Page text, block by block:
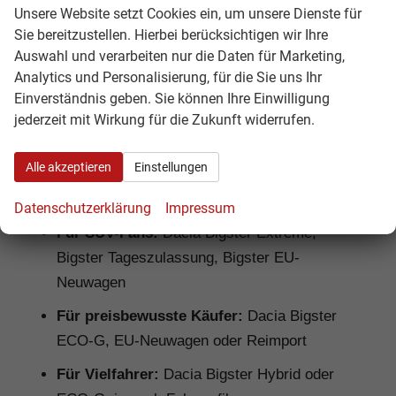
gutem Preis-Leistungs-Verhältnis suchen.
Hamburgcars prüft Ausstattung, Motorisierung,
Lieferzeit, Garantiebedingungen und
Fahrzeugdetails transparent vor dem Kauf.
Für Familien:Dacia Bigster Hybrid, Bigster
Für Pendler:Dacia Bigster TCe, Bigster
Hybrid, Bigster ECO-G
Für SUV-Fans:Dacia Bigster Extreme,
Bigster Tageszulassung, Bigster EU-
Neuwagen
Für preisbewusste Käufer: Dacia Bigster
ECO-G, EU-Neuwagen oder Reimport
Für Vielfahrer: Dacia Bigster Hybrid oder
Unsere Website setzt Cookies ein, um unsere Dienste für
Sie bereitzustellen. Hierbei berücksichtigen wir Ihre
Auswahl und verarbeiten nur die Daten für Marketing,
Analytics und Personalisierung, für die Sie uns Ihr
Einverständnis geben. Sie können Ihre Einwilligung
jederzeit mit Wirkung für die Zukunft widerrufen.
Alle akzeptieren Einstellungen
Datenschutzerklärung Impressum